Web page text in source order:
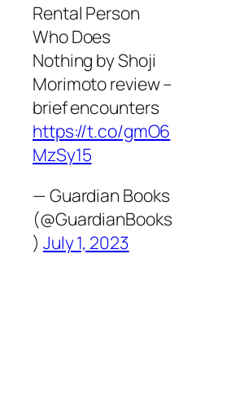
Rental Person
Who Does
Nothing by Shoji
Morimoto review –
brief encounters
https://t.co/gmO6
MzSy15
— Guardian Books
(@GuardianBooks
) July 1, 2023